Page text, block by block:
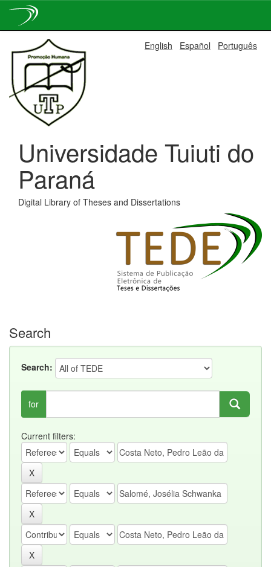
navigation
English Español Português
Universidade Tuiuti do
Paraná
Digital Library of Theses and Dissertations
Search
Search:
for
Current filters: